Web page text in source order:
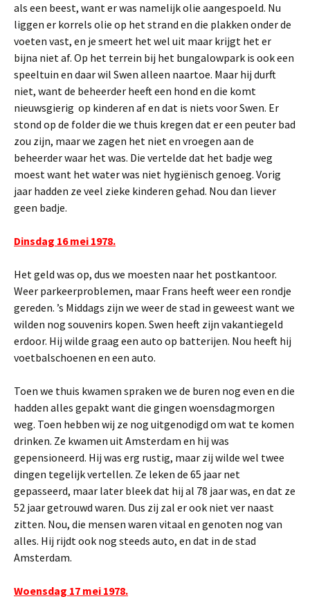
als een beest, want er was namelijk olie aangespoeld. Nu
liggen er korrels olie op het strand en die plakken onder de
voeten vast, en je smeert het wel uit maar krijgt het er
bijna niet af. Op het terrein bij het bungalowpark is ook een
speeltuin en daar wil Swen alleen naartoe. Maar hij durft
niet, want de beheerder heeft een hond en die komt
nieuwsgierig op kinderen af en dat is niets voor Swen. Er
stond op de folder die we thuis kregen dat er een peuter bad
zou zijn, maar we zagen het niet en vroegen aan de
beheerder waar het was. Die vertelde dat het badje weg
moest want het water was niet hygiënisch genoeg. Vorig
jaar hadden ze veel zieke kinderen gehad. Nou dan liever
geen badje.
Dinsdag 16 mei 1978.
Het geld was op, dus we moesten naar het postkantoor.
Weer parkeerproblemen, maar Frans heeft weer een rondje
gereden. ’s Middags zijn we weer de stad in geweest want we
wilden nog souvenirs kopen. Swen heeft zijn vakantiegeld
erdoor. Hij wilde graag een auto op batterijen. Nou heeft hij
voetbalschoenen en een auto.
Toen we thuis kwamen spraken we de buren nog even en die
hadden alles gepakt want die gingen woensdagmorgen
weg. Toen hebben wij ze nog uitgenodigd om wat te komen
drinken. Ze kwamen uit Amsterdam en hij was
gepensioneerd. Hij was erg rustig, maar zij wilde wel twee
dingen tegelijk vertellen. Ze leken de 65 jaar net
gepasseerd, maar later bleek dat hij al 78 jaar was, en dat ze
52 jaar getrouwd waren. Dus zij zal er ook niet ver naast
zitten. Nou, die mensen waren vitaal en genoten nog van
alles. Hij rijdt ook nog steeds auto, en dat in de stad
Amsterdam.
Woensdag 17 mei 1978.